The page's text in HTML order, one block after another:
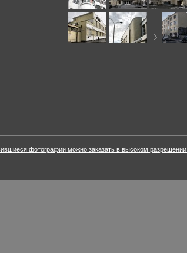
фотографии можно заказать в высоком разрешении.